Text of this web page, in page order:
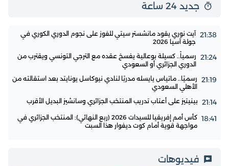
جديد 24 ساعة
21:38 آيت نوري يقود مانشستر سيتي للفوز على نجوم الدوري الكوري في
جولة آسيا 2026
21:24 رسمياً.. كسيلة بوعالية يفسخ عقده مع الترجي التونسي ويقترب من
الدوري الجزائري أو السعودي
21:19 رسميًا.. ماتياس يايسله مدربًا لنادي نيوكاسل يونايتد بعد استقالته من
الأهلي السعودي
21:14 بينيتيز على أعتاب تدريب المنتخب الجزائري وسانشيز البديل الأقرب
18:41
كأس أمم إفريقيا للسيدات 2026 (ربع النهائي): المنتخب الجزائري في
مواجهة قوية أمام كوت ديفوار هذا السبت
فيديوهات